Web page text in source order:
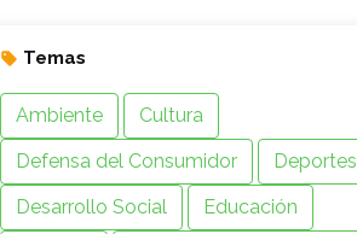
Temas
Ambiente
Cultura
Defensa del Consumidor
Deportes
Desarrollo Social
Educación